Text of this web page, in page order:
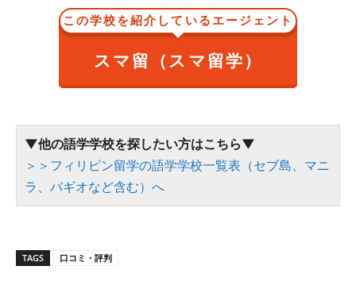
この学校を紹介しているエージェント
スマ留（スマ留学）
▼他の語学学校を探したい方はこちら▼
＞＞フィリピン留学の語学学校一覧表（セブ島、マニ
ラ、バギオなど含む）へ
TAGS 口コミ・評判